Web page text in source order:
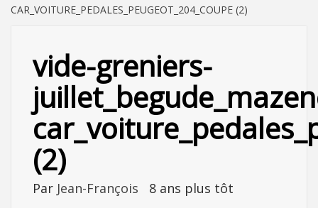
CAR_VOITURE_PEDALES_PEUGEOT_204_COUPE (2)
vide-greniers-
(2)
Par Jean-François 8 ans plus tôt